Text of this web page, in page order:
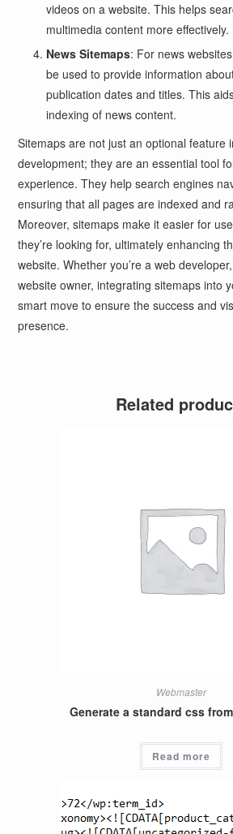
videos on a website. This helps
multimedia content more effectively.
News Sitemaps: For news
be used to provide information
publication dates and titles. This
indexing of news content.
Sitemaps are not just an optional feature
development; they are an essential tool
experience. They help search engines
ensuring that all pages are indexed and
Moreover, sitemaps make it easier for
they’re looking for, ultimately enhancing
website. Whether you’re a web
website owner, integrating sitemaps into
smart move to ensure the success and
presence.
Related
Webmaster
Generate a standard css
Read more